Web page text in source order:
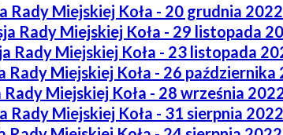
Rady Miejskiej Koła - 20 grudnia
Rady Miejskiej Koła - 29 listopada
Rady Miejskiej Koła - 23 listopada
Rady Miejskiej Koła - 26 października
Rady Miejskiej Koła - 28 września
Rady Miejskiej Koła - 31 sierpnia